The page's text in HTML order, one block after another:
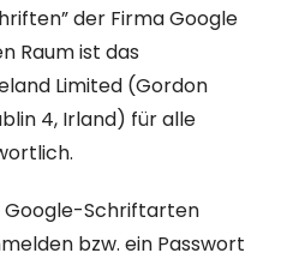
der Firma Google
Raum ist das
Limited (Gordon
4, Irland) für alle
Google-Schriftarten
bzw. ein Passwort